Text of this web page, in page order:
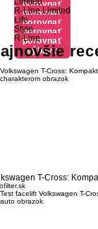
porovnať
výbavu
porovnať
výbavu
R-Line Limited
porovnať
výbavu
Life
porovnať
výbavu
Style
porovnať
výbavu
R-Line
T-Cross: